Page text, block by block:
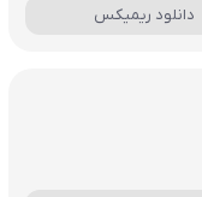
دانلود ریمیکس